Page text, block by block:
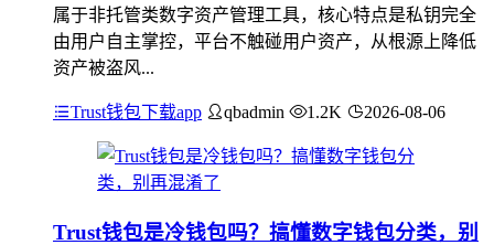
属于非托管类数字资产管理工具，核心特点是私钥完全
由用户自主掌控，平台不触碰用户资产，从根源上降低
资产被盗风...
Trust钱包下载app qbadmin 1.2K 2026-08-06
Trust钱包是冷钱包吗？搞懂数字钱包分类，别